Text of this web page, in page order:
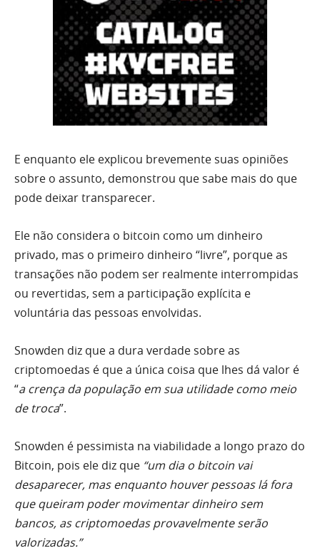
E enquanto ele explicou brevemente suas opiniões
sobre o assunto, demonstrou que sabe mais do que
pode deixar transparecer.
Ele não considera o bitcoin como um dinheiro
privado, mas o primeiro dinheiro “livre”, porque as
transações não podem ser realmente interrompidas
ou revertidas, sem a participação explícita e
voluntária das pessoas envolvidas.
Snowden diz que a dura verdade sobre as
criptomoedas é que a única coisa que lhes dá valor é
“a crença da população em sua utilidade como meio
de troca”.
Snowden é pessimista na viabilidade a longo prazo do
Bitcoin, pois ele diz que “um dia o bitcoin vai
desaparecer, mas enquanto houver pessoas lá fora
que queiram poder movimentar dinheiro sem
bancos, as criptomoedas provavelmente serão
valorizadas.”